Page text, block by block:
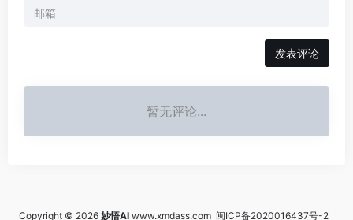
发表评论
暂无评论...
Copyright © 2026 妙悟AI www.xmdass.com 闽ICP备2020016437号-2